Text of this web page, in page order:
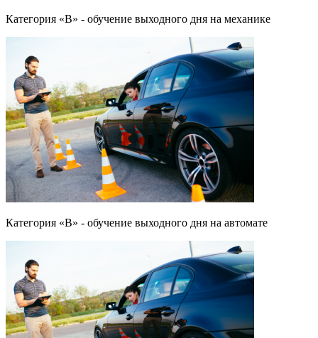
Категория «B» - обучение выходного дня на механике
Категория «B» - обучение выходного дня на автомате